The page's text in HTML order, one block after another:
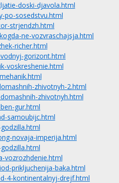
doski-djavola.html
po-sosedstvu.html
strjendzh.html
ne-vozvraschajsja.html
richer.html
gorizont.html
voskreshenie.html
zhivotnyh-2.html
zhivotnyh.html
gur.html
samoubijc.html
novaja-imperija.html
vozrozhdenie.html
prikljuchenija-baka.html
4-kontinentalnyj-drejf.html